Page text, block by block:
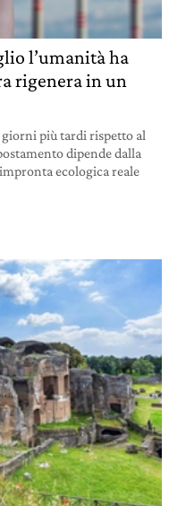
l’umanità ha
rigenera in un
più tardi rispetto al
dipende dalla
ecologica reale